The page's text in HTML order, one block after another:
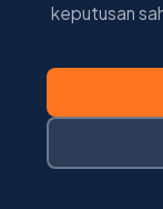
keputusan